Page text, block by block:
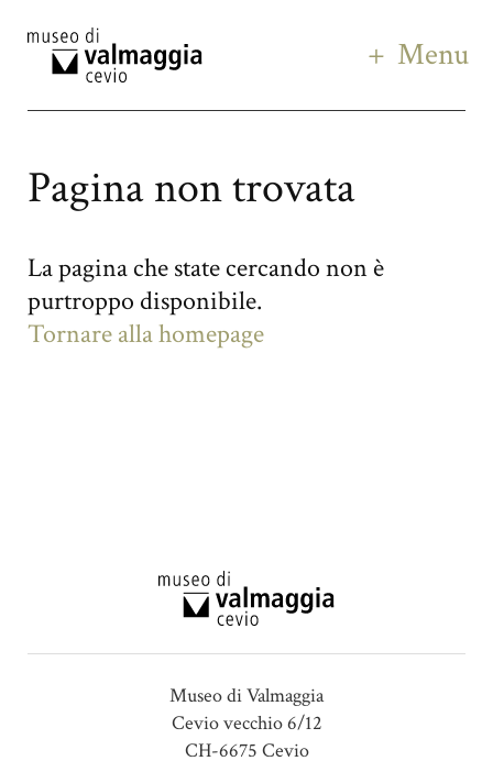
Menu
Pagina non trovata
La pagina che state cercando non è
purtroppo disponibile.
Tornare alla homepage
Museo di Valmaggia
Cevio vecchio 6/12
CH-6675 Cevio